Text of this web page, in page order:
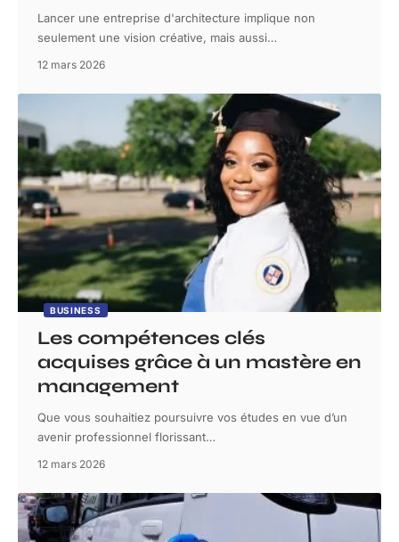
Lancer une entreprise d'architecture implique non
seulement une vision créative, mais aussi…
12 mars 2026
BUSINESS
Les compétences clés
acquises grâce à un mastère en
management
Que vous souhaitiez poursuivre vos études en vue d’un
avenir professionnel florissant…
12 mars 2026